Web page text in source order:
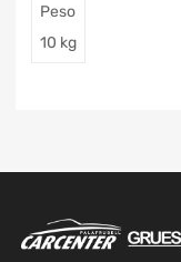
Peso
10 kg